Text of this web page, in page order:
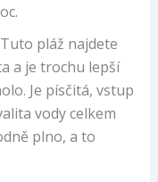
pláž najdete
a je trochu lepší
Je písčitá, vstup
vody celkem
plno, a to